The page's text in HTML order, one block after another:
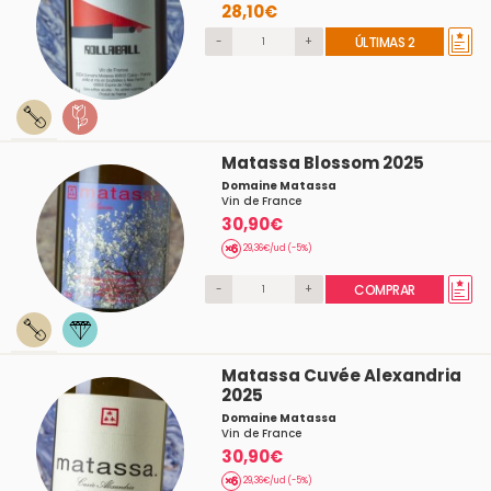
28,10€
- + ÚLTIMAS 2
Matassa Blossom 2025
Domaine Matassa
Vin de France
30,90€
29,36€/ud (-5%)
- + COMPRAR
Matassa Cuvée Alexandria
2025
Domaine Matassa
Vin de France
30,90€
29,36€/ud (-5%)